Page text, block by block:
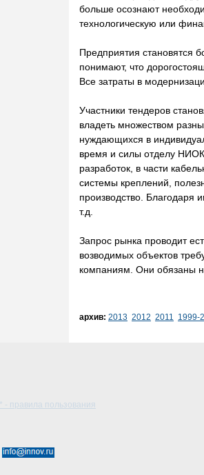
больше осознают
технологическую или
Предприятия становятся
понимают, что
Все затраты в
Участники тендеров
владеть множеством
нуждающихся в
время и силы отделу
разработок, в части
системы креплений,
производство. Благодаря
т.д.
Запрос рынка проводит
возводимых объектов
компаниям. Они обязаны
архив: 2013 2012 2011 1999-
* - правила пользования